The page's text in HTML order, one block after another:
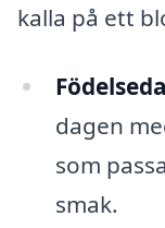
kalla på ett
dagen
som
smak.